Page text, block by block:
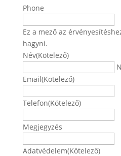
Phone
Ez a mező az
hagyni.
Név(Kötelező)
Email(Kötelező)
Telefon(Kötelező)
Megjegyzés
Adatvédelem(Kötelező)